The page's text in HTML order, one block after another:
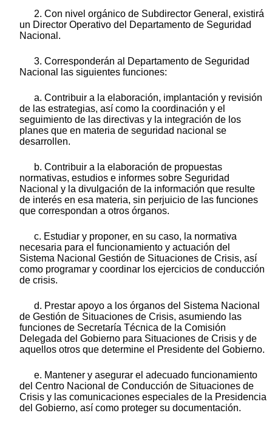
2. Con nivel orgánico de Subdirector General, existirá
un Director Operativo del Departamento de Seguridad
Nacional.
3. Corresponderán al Departamento de Seguridad
Nacional las siguientes funciones:
a. Contribuir a la elaboración, implantación y revisión
de las estrategias, así como la coordinación y el
seguimiento de las directivas y la integración de los
planes que en materia de seguridad nacional se
desarrollen.
b. Contribuir a la elaboración de propuestas
normativas, estudios e informes sobre Seguridad
Nacional y la divulgación de la información que resulte
de interés en esa materia, sin perjuicio de las funciones
que correspondan a otros órganos.
c. Estudiar y proponer, en su caso, la normativa
necesaria para el funcionamiento y actuación del
Sistema Nacional Gestión de Situaciones de Crisis, así
como programar y coordinar los ejercicios de conducción
de crisis.
d. Prestar apoyo a los órganos del Sistema Nacional
de Gestión de Situaciones de Crisis, asumiendo las
funciones de Secretaría Técnica de la Comisión
Delegada del Gobierno para Situaciones de Crisis y de
aquellos otros que determine el Presidente del Gobierno.
e. Mantener y asegurar el adecuado funcionamiento
del Centro Nacional de Conducción de Situaciones de
Crisis y las comunicaciones especiales de la Presidencia
del Gobierno, así como proteger su documentación.